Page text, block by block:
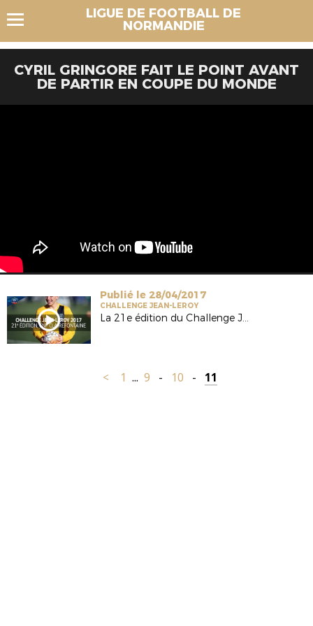
LIGUE DE FOOTBALL DE
NORMANDIE
CYRIL GRINGORE FAIT LE POINT AVANT
DE PARTIR EN COUPE DU MONDE
Publié le 28/04/2017
CHALLENGE JEAN-LEROY
La 21e édition du Challenge Jean-Leroy
< 1 ... 9 - 10 - 11